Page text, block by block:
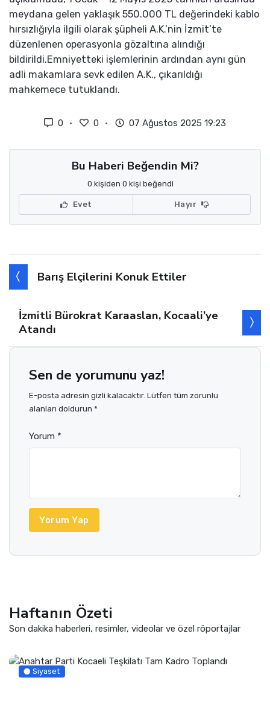
meydana gelen yaklaşık 550.000 TL değerindeki kablo
hırsızlığıyla ilgili olarak şüpheli A.K.’nin İzmit’te
düzenlenen operasyonla gözaltına alındığı
bildirildi.Emniyetteki işlemlerinin ardından aynı gün
adli makamlara sevk edilen A.K., çıkarıldığı
mahkemece tutuklandı.
0 0 07 Ağustos 2025 19:23
Bu Haberi Beğendin Mi?
0 kişiden 0 kişi beğendi
Evet Hayır
Barış Elçilerini Konuk Ettiler
İzmitli Bürokrat Karaaslan, Kocaali’ye
Atandı
Sen de yorumunu yaz!
E-posta adresin gizli kalacaktır. Lütfen tüm zorunlu
alanları doldurun *
Yorum *
Yorum Yap
Haftanın Özeti
Son dakika haberleri, resimler, videolar ve özel röportajlar
Siyaset